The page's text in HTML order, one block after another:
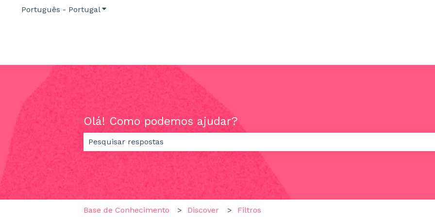
Português - PortugalMostrar submenu para traduções
Olá! Como podemos ajudar?
Não existem sugestões porque o campo de pesquisa está vazio.
Base de Conhecimento Discover Filtros